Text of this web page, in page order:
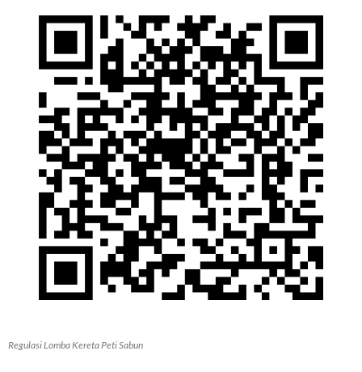
Regulasi Lomba Kereta Peti Sabun